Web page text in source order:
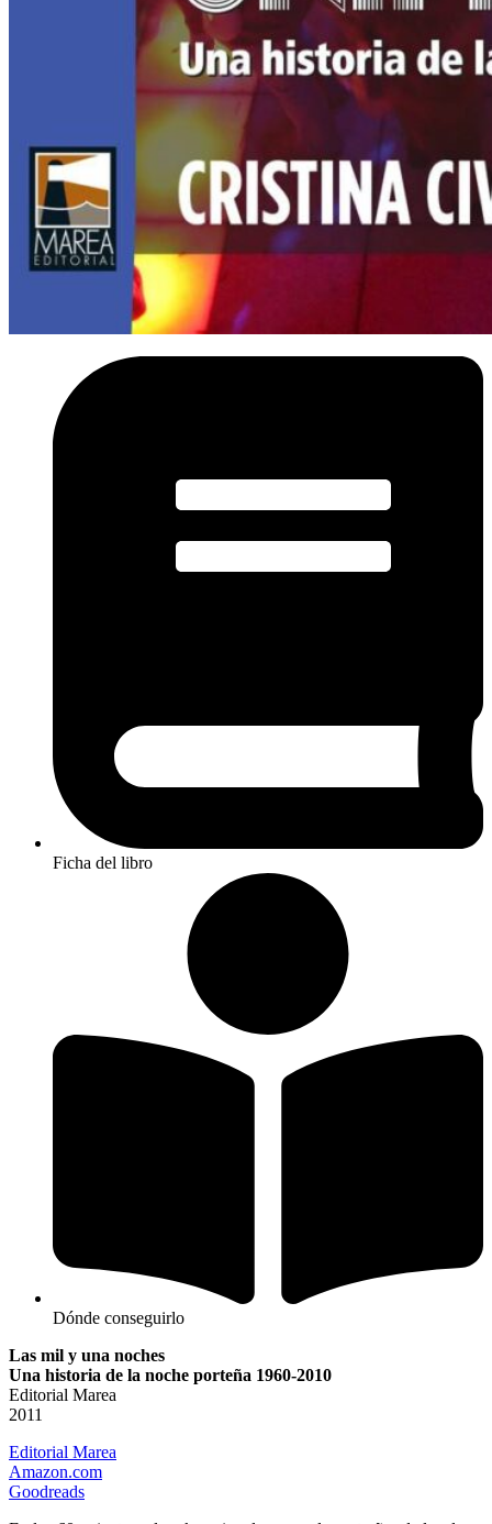
Ficha del libro
Dónde conseguirlo
Las mil y una noches
Una historia de la noche porteña 1960-2010
Editorial Marea
2011
Editorial Marea
Amazon.com
Goodreads